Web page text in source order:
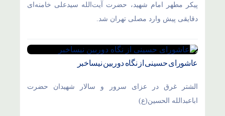
پیکر مطهر امام شهید،‌ حضرت آیت‌الله سیدعلی خامنه‌ای
دقایقی پیش وارد مصلی تهران شد.
عاشورای حسینی از نگاه دوربین نیساخبر
الشتر غرق در عزای سرور و سالار شهیدان حضرت
اباعبدالله الحسین(ع)